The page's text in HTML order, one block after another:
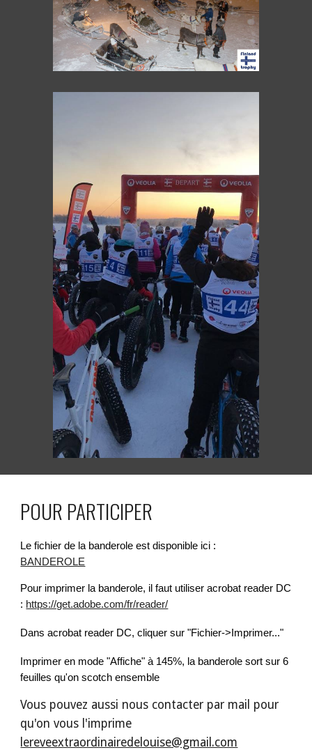
POUR PARTICIPER
Le fichier de la banderole est disponible ici :
BANDEROLE
Pour imprimer la banderole, il faut utiliser acrobat reader DC
: https://get.adobe.com/fr/reader/
Dans acrobat reader DC, cliquer sur "Fichier->Imprimer..."
Imprimer en mode "Affiche" à 145%, la banderole sort sur 6
feuilles qu'on scotch ensemble
Vous pouvez aussi nous contacter par mail pour
qu'on vous l'imprime
lereveextraordinairedelouise@gmail.com